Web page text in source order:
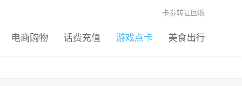
电商购物 话费充值 游戏点卡 美食出行
卡劵转让回收